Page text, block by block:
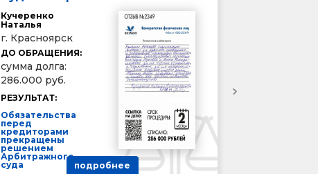
Кучеренко
Наталья
г. Красноярск
ДО ОБРАЩЕНИЯ:
сумма долга:
286.000 руб.
РЕЗУЛЬТАТ:
Обязательства
перед
кредиторами
прекращены
решением
Арбитражного
суда
подробнее